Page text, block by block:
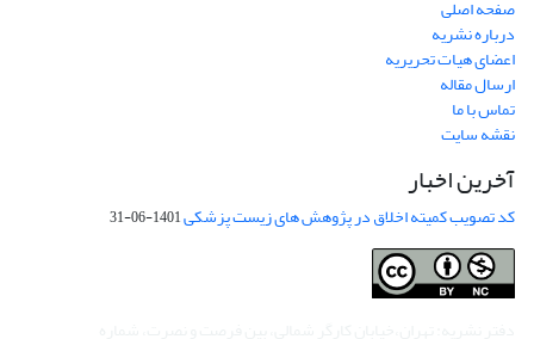
صفحه اصلی
درباره نشریه
اعضای هیات تحریریه
ارسال مقاله
تماس با ما
نقشه سایت
آخرین اخبار
کد تصویب کمیته اخلاق در پژوهش های زیست پزشکی1401-06-31